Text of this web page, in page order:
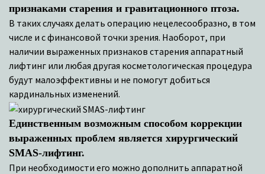
признаками старения и гравитационного птоза.
В таких случаях делать операцию нецелесообразно, в том
числе и с финансовой точки зрения. Наоборот, при
наличии выраженных признаков старения аппаратный
лифтинг или любая другая косметологическая процедура
будут малоэффективны и не помогут добиться
кардинальных изменений.
Единственным возможным способом коррекции
выраженных проблем является хирургический
SMAS-лифтинг.
При необходимости его можно дополнить аппаратной